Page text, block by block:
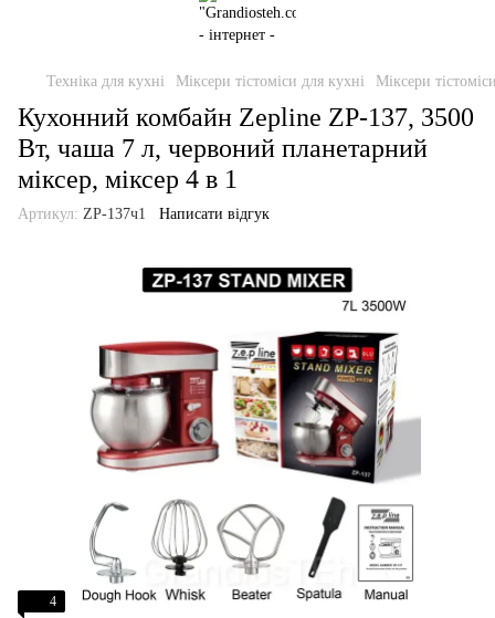
Техніка для кухні Міксери тістоміси для кухні Міксери
Кухонний комбайн Zepline ZP-137, 3500
Вт, чаша 7 л, червоний планетарний
міксер, міксер 4 в 1
Артикул: ZP-137ч1 Написати відгук
4